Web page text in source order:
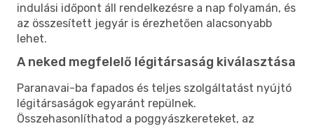
indulási időpont áll rendelkezésre a nap folyamán, és
az összesített jegyár is érezhetően alacsonyabb
lehet.
A neked megfelelő légitársaság kiválasztása
Paranavai-ba fapados és teljes szolgáltatást nyújtó
légitársaságok egyaránt repülnek.
Összehasonlíthatod a poggyászkereteket, az